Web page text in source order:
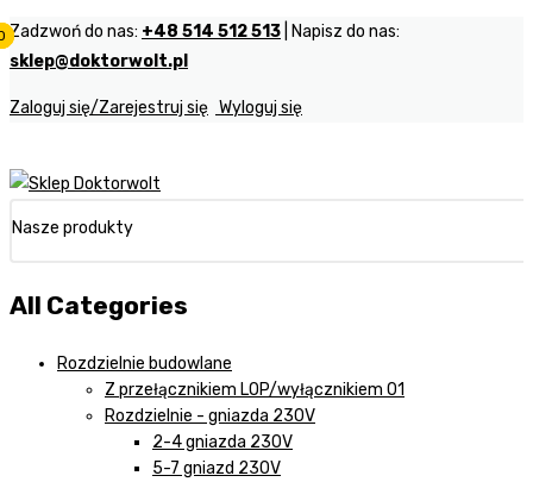
Zadzwoń do nas: +48 514 512 513 | Napisz do nas:
sklep@doktorwolt.pl
Zaloguj się/Zarejestruj się Wyloguj się
Nasze produkty
All Categories
Rozdzielnie budowlane
Z przełącznikiem LOP/wyłącznikiem 01
Rozdzielnie - gniazda 230V
2-4 gniazda 230V
5-7 gniazd 230V